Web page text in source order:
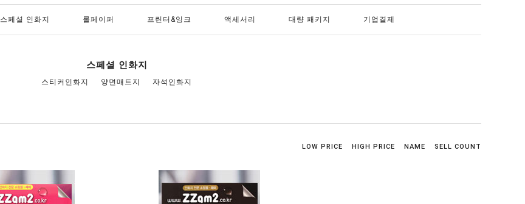
스페셜 인화지 롤페이퍼 프린터&잉크 액세서리 대량 패키지 기업결제
스페셜 인화지
스티커인화지 양면매트지 자석인화지
LOW PRICE HIGH PRICE NAME SELL COUNT